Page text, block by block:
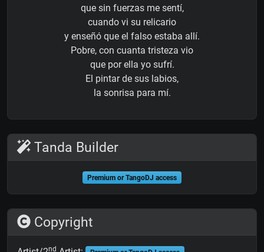
que sin fuerzas me sentí,
cuando vi su relicario
y enseñó que el falso estaba allí.
Pobre, con cuanta tristeza vio
que por ella yo sufrí.
El pintar de sus labios,
la sonrisa para mí.
Tanda Builder
Premium or TangoDJ access
Copyright
nd